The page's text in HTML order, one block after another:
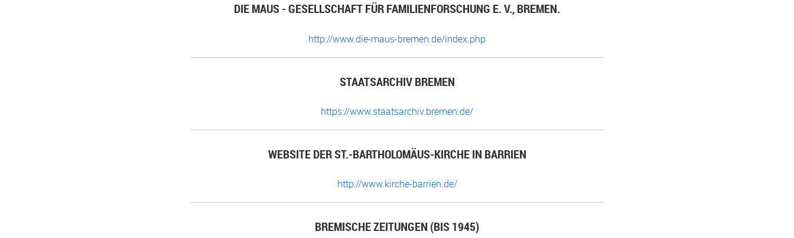
DIE MAUS - GESELLSCHAFT FÜR FAMILIENFORSCHUNG E. V., BREMEN.
http://www.die-maus-bremen.de/index.php
STAATSARCHIV BREMEN
https://www.staatsarchiv.bremen.de/
WEBSITE DER ST.-BARTHOLOMÄUS-KIRCHE IN BARRIEN
http://www.kirche-barrien.de/
BREMISCHE ZEITUNGEN (BIS 1945)